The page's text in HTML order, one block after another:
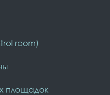
room)
площадок